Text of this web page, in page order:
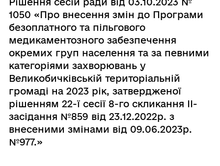
1050 «Про внесення змін до Програми
безоплатного та пільгового
медикаментозного забезпечення
окремих груп населення та за певними
категоріями захворювань у
Великобичківській територіальній
громаді на 2023 рік, затвердженої
рішенням 22-ї сесії 8-го скликання ІІ-
засідання №859 від 23.12.2022р. з
внесеними змінами від 09.06.2023р.
№977.»